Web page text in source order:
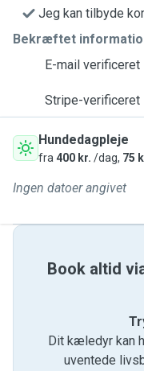
Jeg kan tilbyde
Bekræftet
E-mail verificeret
Stripe-verificeret
Hundedagpleje
fra 400 kr. /dag, 75
Ingen datoer angivet
Book altid
Dit kæledyr kan
uventede